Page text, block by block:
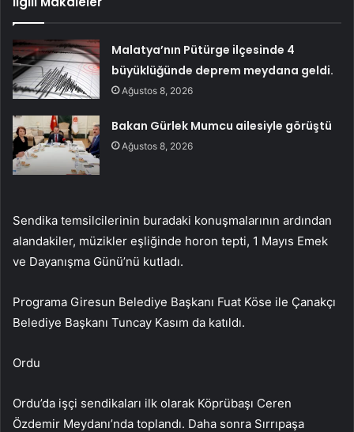
Malatya’nın Pütürge ilçesinde 4
büyüklüğünde deprem meydana geldi.
Ağustos 8, 2026
Bakan Gürlek Mumcu ailesiyle görüştü
Ağustos 8, 2026
Sendika temsilcilerinin buradaki konuşmalarının ardından
alandakiler, müzikler eşliğinde horon tepti, 1 Mayıs Emek
ve Dayanışma Günü’nü kutladı.
Programa Giresun Belediye Başkanı Fuat Köse ile Çanakçı
Belediye Başkanı Tuncay Kasım da katıldı.
Ordu
Ordu’da işçi sendikaları ilk olarak Köprübaşı Ceren
Özdemir Meydanı’nda toplandı. Daha sonra Sırrıpaşa